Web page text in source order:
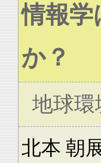
情報学
か？
地球
北本 朝